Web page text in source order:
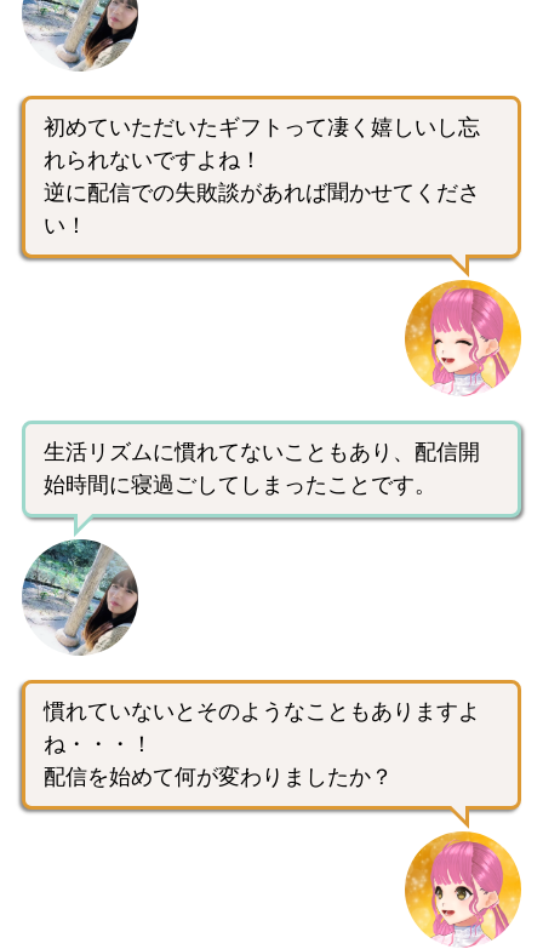
初めていただいたギフトって凄く嬉しいし忘
れられないですよね！
逆に配信での失敗談があれば聞かせてくださ
い！
生活リズムに慣れてないこともあり、配信開
始時間に寝過ごしてしまったことです。
慣れていないとそのようなこともありますよ
ね・・・！
配信を始めて何が変わりましたか？